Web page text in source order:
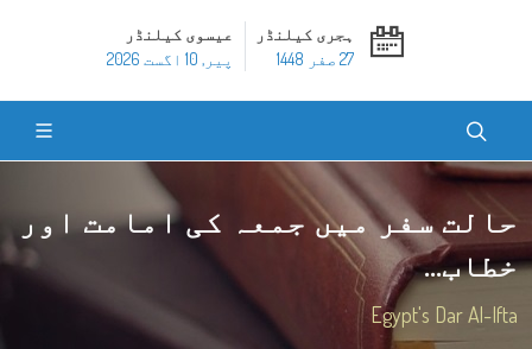
ہجری کیلنڈر
27 صفر 1448
عیسوی کیلنڈر
پير, 10 اگست 2026
حالت سفر میں جمعہ کی امامت اور
خطاب...
Egypt's Dar Al-Ifta